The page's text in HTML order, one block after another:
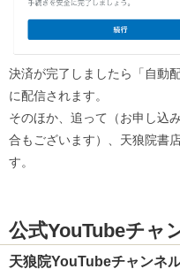
決済が完了しましたら「自動
に配信されます。
そのほか、追って（お申し込
合もございます）、天狼院書
す。
公式YouTubeチャ
天狼院YouTubeチャンネ